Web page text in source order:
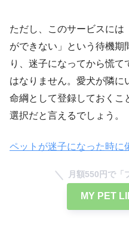
ただし、このサービスには
ができない」という待機期
り、迷子になってから慌て
はなりません。愛犬が隣に
命綱として登録しておくこ
選択だと言えるでしょう。
ペットが迷子になった時に
月額550円で「
MY PET